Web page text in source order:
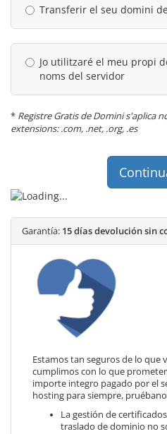
Transferir el seu domini
Jo utilitzaré el meu propi
noms del servidor
* Registre Gratis de Domini s'aplica
extensions: .com, .net, .org, .es
Garantía: 15 días devolución sin
Estamos tan seguros de lo que
cumplimos con lo que
importe integro pagado por el
hosting para siempre,
La gestión de
traslado de dominio no